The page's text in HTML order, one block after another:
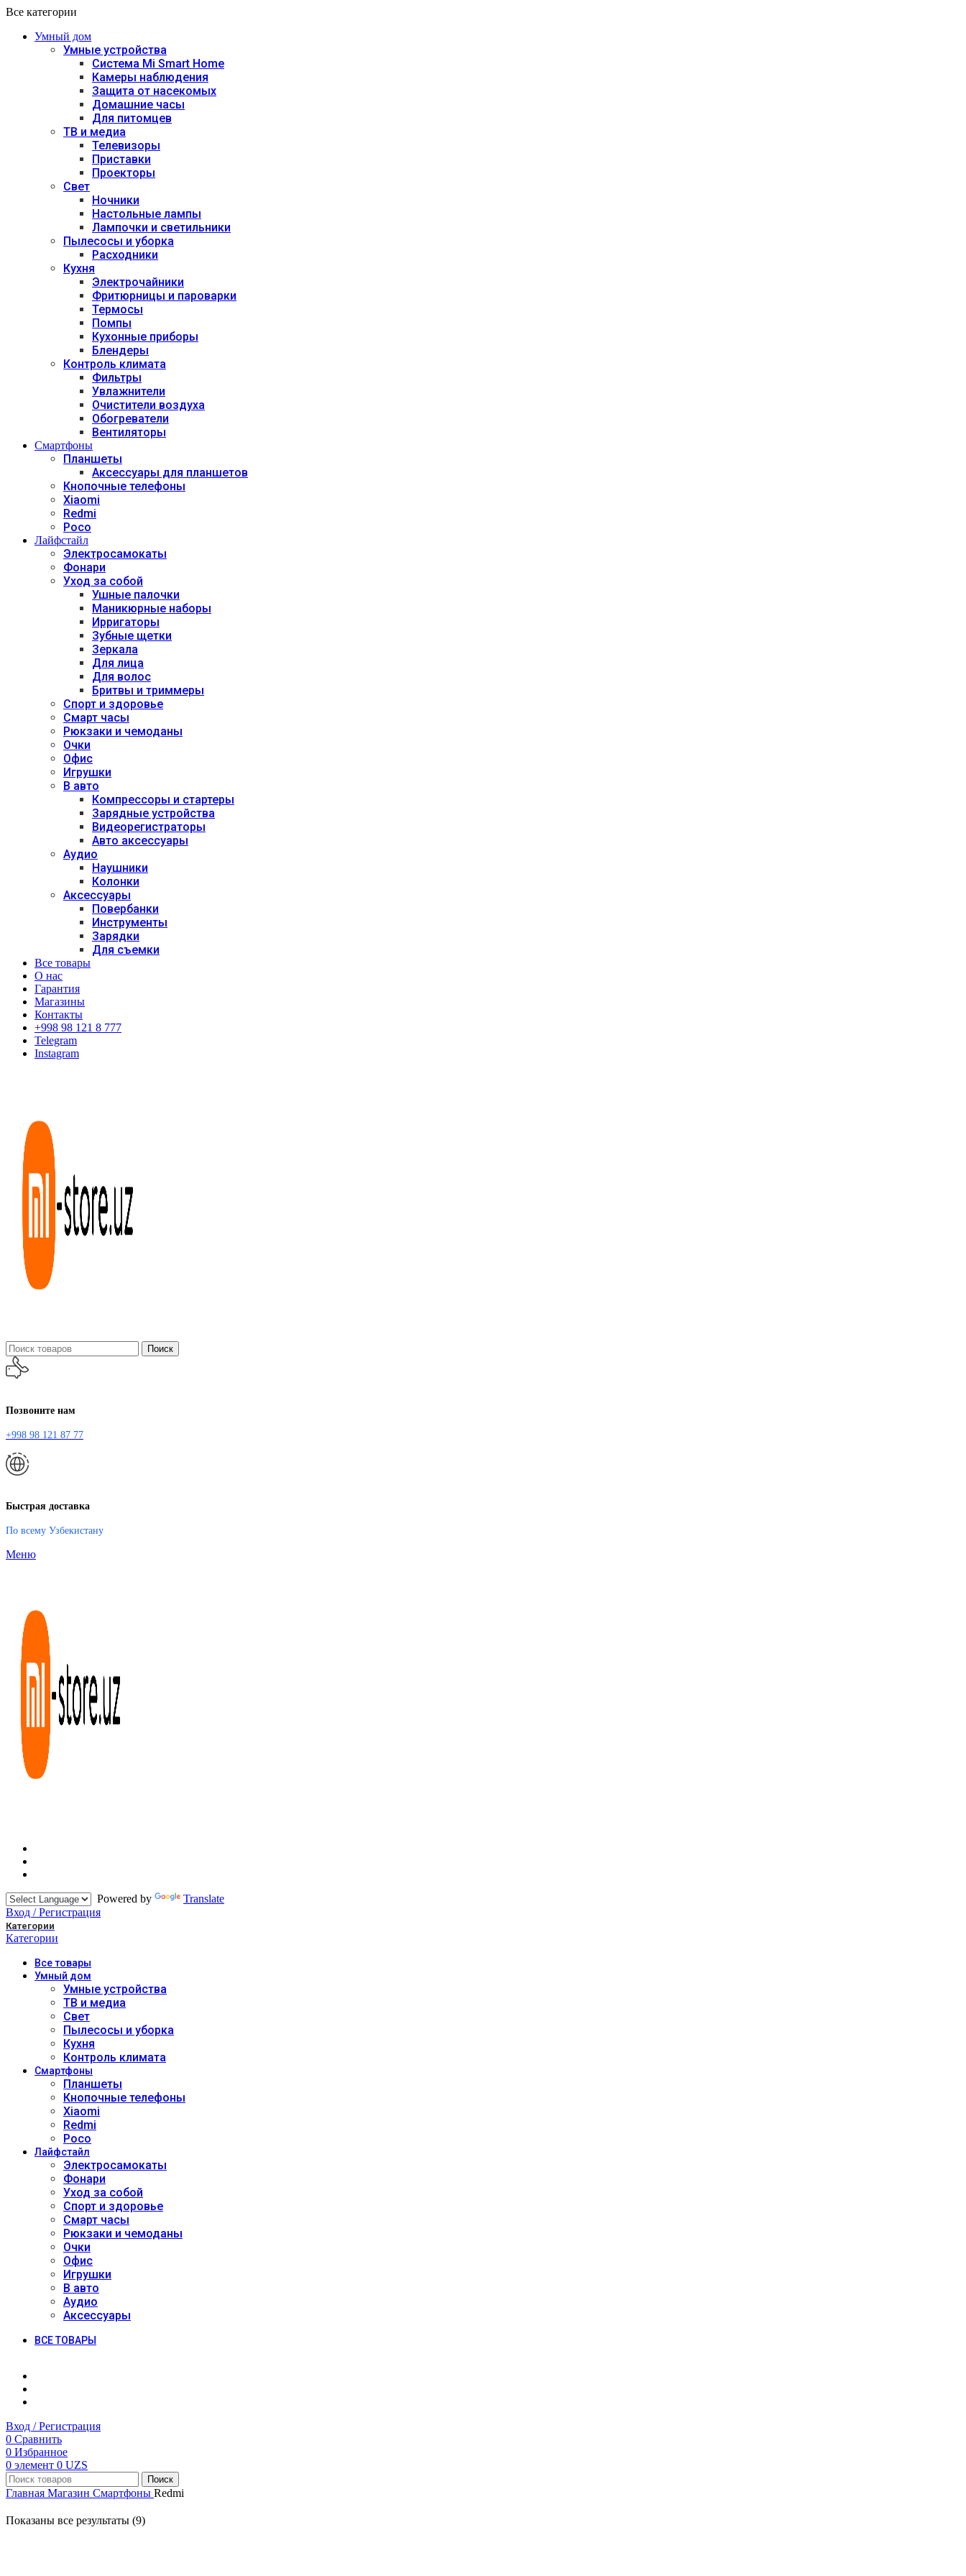
Все категории
Умный дом
Умные устройства
Система Mi Smart Home
Камеры наблюдения
Защита от насекомых
Домашние часы
Для питомцев
ТВ и медиа
Телевизоры
Приставки
Проекторы
Свет
Ночники
Настольные лампы
Лампочки и светильники
Пылесосы и уборка
Расходники
Кухня
Электрочайники
Фритюрницы и пароварки
Термосы
Помпы
Кухонные приборы
Блендеры
Контроль климата
Фильтры
Увлажнители
Очистители воздуха
Обогреватели
Вентиляторы
Смартфоны
Планшеты
Аксессуары для планшетов
Кнопочные телефоны
Xiaomi
Redmi
Poco
Лайфстайл
Электросамокаты
Фонари
Уход за собой
Ушные палочки
Маникюрные наборы
Ирригаторы
Зубные щетки
Зеркала
Для лица
Для волос
Бритвы и триммеры
Спорт и здоровье
Смарт часы
Рюкзаки и чемоданы
Очки
Офис
Игрушки
В авто
Компрессоры и стартеры
Зарядные устройства
Видеорегистраторы
Авто аксессуары
Аудио
Наушники
Колонки
Аксессуары
Повербанки
Инструменты
Зарядки
Для съемки
Все товары
О нас
Гарантия
Магазины
Контакты
+998 98 121 8 777
Telegram
Instagram
Поиск
Позвоните нам
+998 98 121 87 77
Быстрая доставка
По всему Узбекистану
Меню
Powered by
Translate
Вход / Регистрация
Категории
Категории
Всетовары
Умный дом
Умные устройства
ТВ и медиа
Свет
Пылесосы и уборка
Кухня
Контроль климата
Смартфоны
Планшеты
Кнопочные телефоны
Xiaomi
Redmi
Poco
Лайфстайл
Электросамокаты
Фонари
Уход за собой
Спорт и здоровье
Смарт часы
Рюкзаки и чемоданы
Очки
Офис
Игрушки
В авто
Аудио
Аксессуары
ВСЕ ТОВАРЫ
Вход / Регистрация
0 Сравнить
0 Избранное
0 элемент 0 UZS
Поиск
Главная Магазин Смартфоны Redmi
Показаны все результаты (9)